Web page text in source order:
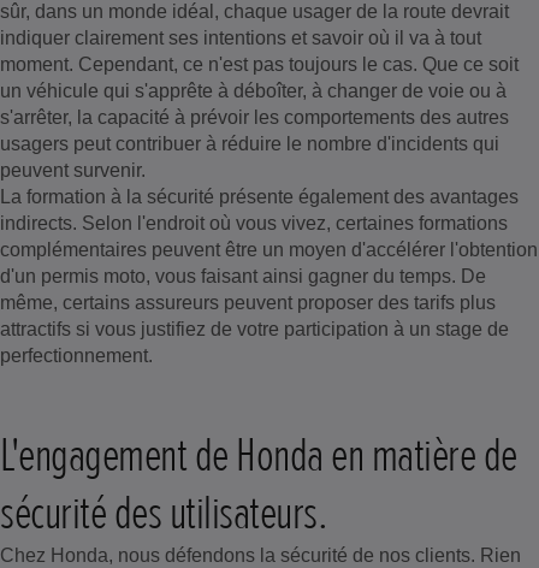
sûr, dans un monde idéal, chaque usager de la route devrait
indiquer clairement ses intentions et savoir où il va à tout
moment. Cependant, ce n'est pas toujours le cas. Que ce soit
un véhicule qui s'apprête à déboîter, à changer de voie ou à
s'arrêter, la capacité à prévoir les comportements des autres
usagers peut contribuer à réduire le nombre d'incidents qui
peuvent survenir.
La formation à la sécurité présente également des avantages
indirects. Selon l'endroit où vous vivez, certaines formations
complémentaires peuvent être un moyen d'accélérer l'obtention
d'un permis moto, vous faisant ainsi gagner du temps. De
même, certains assureurs peuvent proposer des tarifs plus
attractifs si vous justifiez de votre participation à un stage de
perfectionnement.
L'engagement de Honda en matière de
sécurité des utilisateurs.
Chez Honda, nous défendons la sécurité de nos clients. Rien